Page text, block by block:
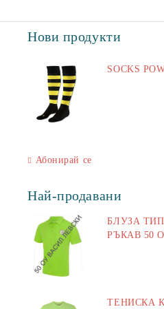
Нови продукти
SOCKS
Абонирай се
Най-продавани
БЛУЗА
РЪКАВ 50
ТЕНИСКА